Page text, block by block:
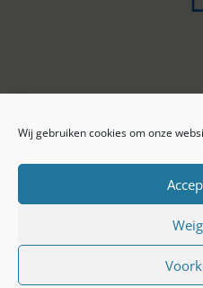
Wij gebruiken cookies om onze
ONLINE ARCHIEF
Privacy beleid